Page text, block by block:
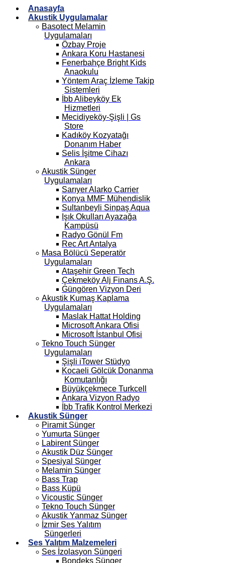
Anasayfa
Akustik Uygulamalar
Basotect Melamin
Uygulamaları
Özbay Proje
Ankara Koru Hastanesi
Fenerbahçe Bright Kids
Anaokulu
Yöntem Araç İzleme Takip
Sistemleri
İbb Alibeyköy Ek
Hizmetleri
Mecidiyeköy-Şişli | Gs
Store
Kadıköy Kozyatağı
Donanım Haber
Selis İşitme Cihazı
Ankara
Akustik Sünger
Uygulamaları
Sarıyer Alarko Carrier
Konya MMF Mühendislik
Sultanbeyli Sinpaş Aqua
Işık Okulları Ayazağa
Kampüsü
Radyo Gönül Fm
Rec Art Antalya
Masa Bölücü Seperatör
Uygulamaları
Ataşehir Green Tech
Çekmeköy Alj Finans A.Ş.
Güngören Vizyon Deri
Akustik Kumaş Kaplama
Uygulamaları
Maslak Hattat Holding
Microsoft Ankara Ofisi
Microsoft İstanbul Ofisi
Tekno Touch Sünger
Uygulamaları
Şişli iTower Stüdyo
Kocaeli Gölcük Donanma
Komutanlığı
Büyükçekmece Turkcell
Ankara Vizyon Radyo
İbb Trafik Kontrol Merkezi
Akustik Sünger
Piramit Sünger
Yumurta Sünger
Labirent Sünger
Akustik Düz Sünger
Spesiyal Sünger
Melamin Sünger
Bass Trap
Bass Küpü
Vicoustic Sünger
Tekno Touch Sünger
Akustik Yanmaz Sünger
İzmir Ses Yalıtım
Süngerleri
Ses Yalıtım Malzemeleri
Ses İzolasyon Süngeri
Bondeks Sünger